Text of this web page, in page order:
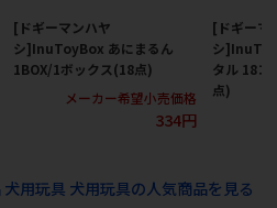
[ドギーマンハヤ
シ]InuToyBox あにまるん
1BOX/1ボックス(18点)
メーカー希望小売価格
334円
[ドギーマ
シ
タル 18コ
点)
用玩具 犬用玩具の人気商品を見る